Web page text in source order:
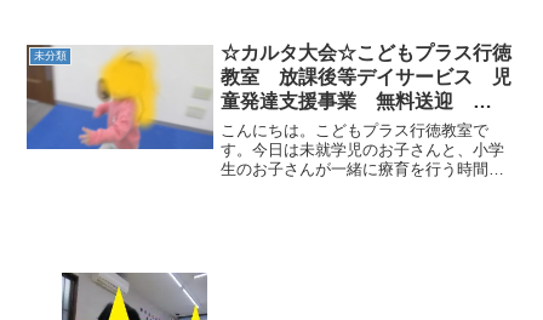
だゲーム対決や運動を頑張りました✨そ
の中でもとっても頑...
未分類
☆カルタ大会☆こどもプラス行徳
教室 放課後等デイサービス 児
童発達支援事業 無料送迎
ADHD 自閉症 発達障がい 運
動療育 遊び 南行徳 市川市
浦安市
こんにちは。こどもプラス行徳教室で
す。今日は未就学児のお子さんと、小学
生のお子さんが一緒に療育を行う時間が